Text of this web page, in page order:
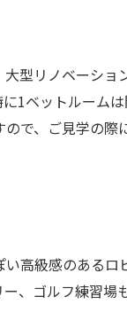
型リノベーシ
1ベットルーム
で、ご見学の際
高級感のある
、ゴルフ練習場